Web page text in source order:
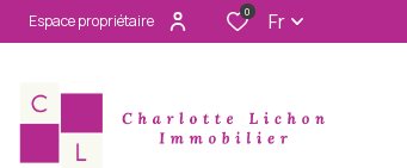
Espace propriétaire 0 Fr